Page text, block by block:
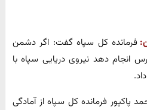
فرمانده کل سپاه گفت: اگر دشمن
انجام دهد نیروی دریایی سپاه با
فرمانده کل سپاه از آمادگی